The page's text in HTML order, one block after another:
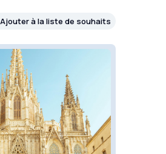
Ajouter à la liste de souhaits